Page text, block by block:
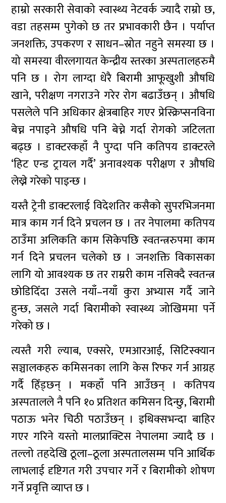
हाम्रो सरकारी सेवाको स्वास्थ्य नेटवर्क ज्यादै राम्रो छ,
वडा तहसम्म पुगेको छ तर प्रभावकारी छैन । पर्याप्त
जनशक्ति, उपकरण र साधन–स्रोत नहुने समस्या छ ।
यो समस्या वीरलगायत केन्द्रीय स्तरका अस्पतालहरुमै
पनि छ । रोग लाग्दा धेरै बिरामी आफूखुशी औषधि
खाने, परीक्षण नगराउने गरेर रोग बढाउँछन् । औषधि
पसलेले पनि अधिकार क्षेत्रबाहिर गएर प्रेस्क्रिप्सनविना
बेच्न नपाइने औषधि पनि बेच्ने गर्दा रोगको जटिलता
बढ्छ । डाक्टरकहाँ नै पुग्दा पनि कतिपय डाक्टरले
‘हिट एन्ड ट्रायल गर्दै’ अनावश्यक परीक्षण र औषधि
लेख्ने गरेको पाइन्छ ।
यस्तै ट्रेनी डाक्टरलाई विदेशतिर कसैको सुपरभिजनमा
मात्र काम गर्न दिने प्रचलन छ । तर नेपालमा कतिपय
ठाउँमा अलिकति काम सिकेपछि स्वतन्त्ररुपमा काम
गर्न दिने प्रचलन चलेको छ । जनशक्ति विकासका
लागि यो आवश्यक छ तर राम्ररी काम नसिक्दै स्वतन्त्र
छोडिदिँदा उसले नयाँ–नयाँ कुरा अभ्यास गर्दै जाने
हुन्छ, जसले गर्दा बिरामीको स्वास्थ्य जोखिममा पर्ने
गरेको छ ।
त्यस्तै गरी ल्याब, एक्सरे, एमआरआई, सिटिस्क्यान
सञ्चालकहरु कमिसनका लागि केस रिफर गर्न आग्रह
गर्दै हिँड्छन् । मकहाँ पनि आउँछन् । कतिपय
अस्पतालले नै पनि १० प्रतिशत कमिसन दिन्छु, बिरामी
पठाऊ भनेर चिठी पठाउँछन् । इथिक्सभन्दा बाहिर
गएर गरिने यस्तो मालप्राक्टिस नेपालमा ज्यादै छ ।
तल्लो तहदेखि ठूला–ठूला अस्पतालसम्म पनि आर्थिक
लाभलाई दृष्टिगत गरी उपचार गर्ने र बिरामीको शोषण
गर्ने प्रवृत्ति व्याप्त छ ।